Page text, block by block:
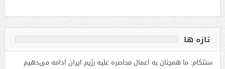
تازه ها
سنتکام: ما همچنان به اعمال محاصره علیه رژیم ایران ادامه می‌دهیم